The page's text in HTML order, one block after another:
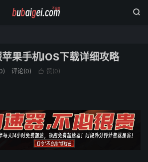

果手机IOS下载详细攻略
) 评论(0)  赞(0)